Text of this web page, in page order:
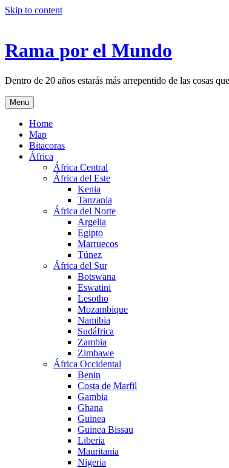
Skip to content
Rama por el Mundo
Dentro de 20 años estarás más arrepentido de las cosas
Menu
Home
Map
Bitacoras
África
África Central
África del Este
Kenia
Tanzania
África del Norte
Argelia
Egipto
Marruecos
Túnez
África del Sur
Botswana
Eswatini
Lesotho
Mozambique
Namibia
Sudáfrica
Zambia
Zimbawe
África Occidental
Benin
Costa de Marfil
Gambia
Ghana
Guinea
Guinea Bissau
Liberia
Mauritania
Nigeria